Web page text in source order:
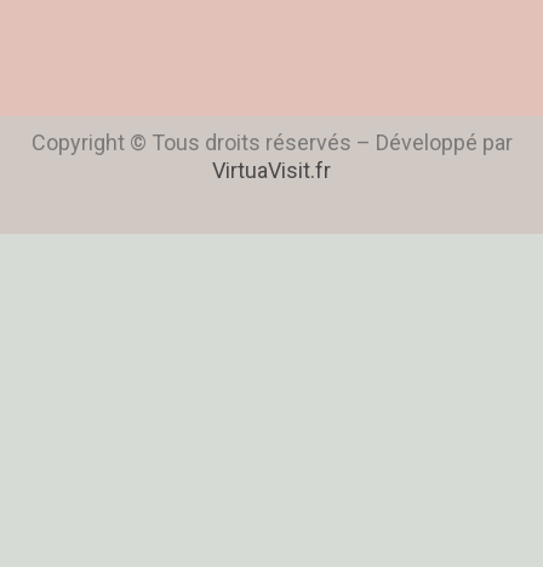
Copyright © Tous droits réservés – Développé par
VirtuaVisit.fr